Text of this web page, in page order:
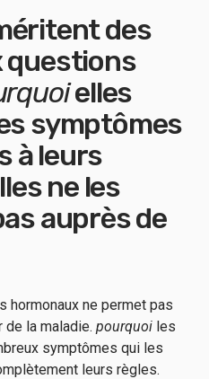
des
questions
elles
symptômes
à leurs
ne les
auprès de
hormonaux ne permet pas
la maladie. pourquoi les
symptômes qui les
leurs règles.